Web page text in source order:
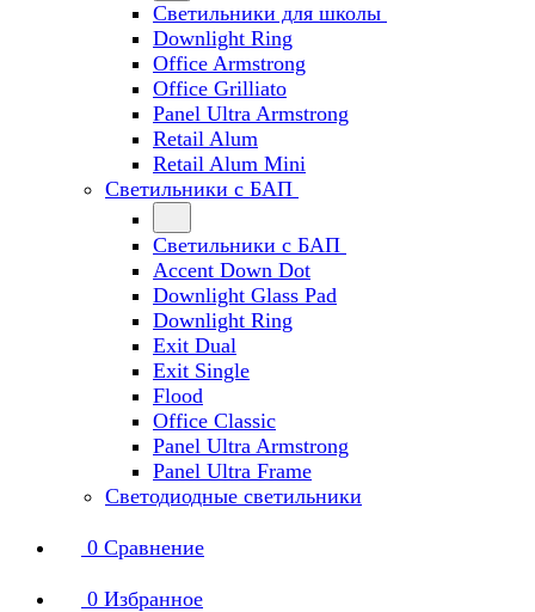
Светильники для школы
Downlight Ring
Office Armstrong
Office Grilliato
Panel Ultra Armstrong
Retail Alum
Retail Alum Mini
Светильники с БАП
Светильники с БАП
Accent Down Dot
Downlight Glass Pad
Downlight Ring
Exit Dual
Exit Single
Flood
Office Classic
Panel Ultra Armstrong
Panel Ultra Frame
Светодиодные светильники
0 Сравнение
0 Избранное